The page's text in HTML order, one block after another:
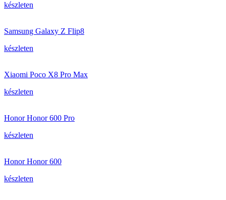
készleten
Samsung Galaxy Z Flip8
készleten
Xiaomi Poco X8 Pro Max
készleten
Honor Honor 600 Pro
készleten
Honor Honor 600
készleten